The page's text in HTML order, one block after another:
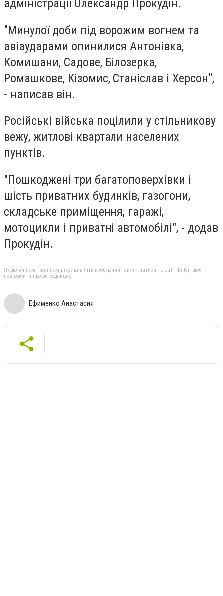
адміністрації Олександр Прокудін.
"Минулої доби під ворожим вогнем та
авіаударами опинилися Антонівка,
Комишани, Садове, Білозерка,
Ромашкове, Кізомис, Станіслав і Херсон",
- написав він.
Російські війська поцілили у стільникову
вежу, житлові квартали населених
пунктів.
"Пошкоджені три багатоповерхівки і
шість приватних будинків, газогони,
складське приміщення, гаражі,
мотоцикли і приватні автомобілі", - додав
Прокудін.
Якщо ви помітили помилку, виділіть необхідний текст і натисніть Ctrl + Enter, щоб
повідомити про це редакцію
Ефименко Анастасия